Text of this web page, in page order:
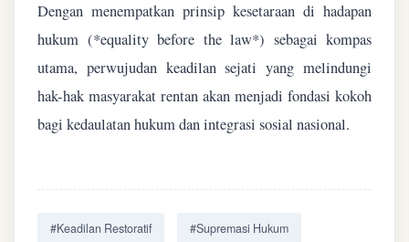
Dengan menempatkan prinsip kesetaraan di hadapan
hukum (*equality before the law*) sebagai kompas
utama, perwujudan keadilan sejati yang melindungi
hak-hak masyarakat rentan akan menjadi fondasi kokoh
bagi kedaulatan hukum dan integrasi sosial nasional.
#Keadilan Restoratif #Supremasi Hukum